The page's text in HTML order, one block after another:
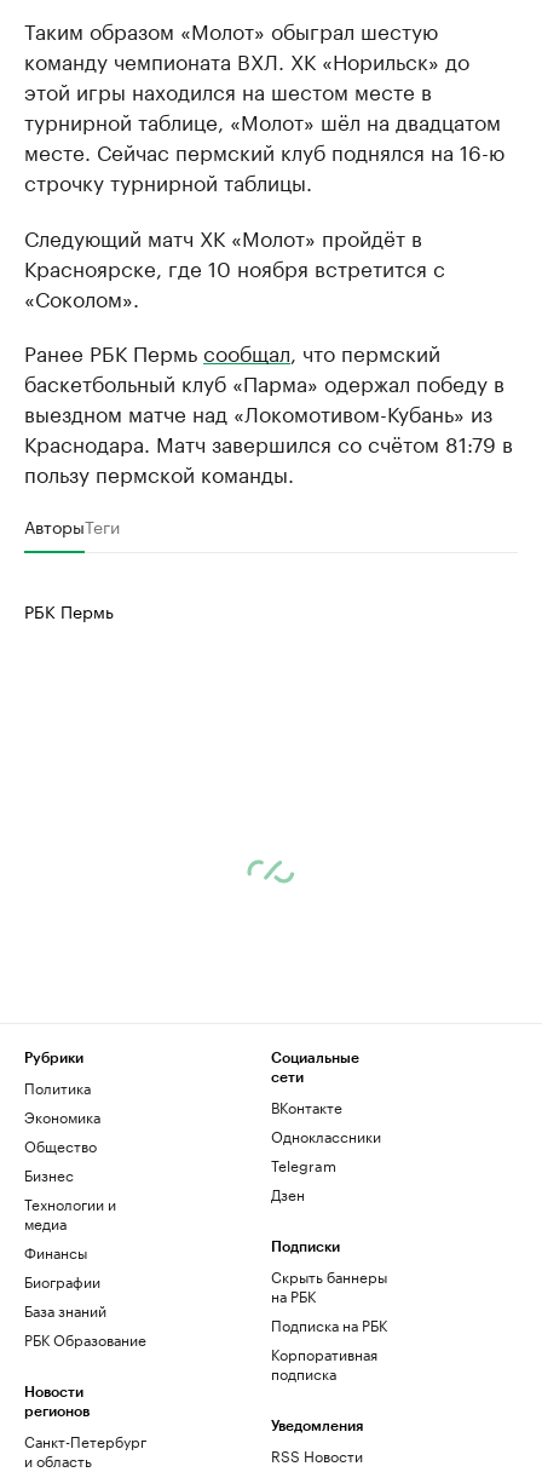
Таким образом «Молот» обыграл шестую
команду чемпионата ВХЛ. ХК «Норильск» до
этой игры находился на шестом месте в
турнирной таблице, «Молот» шёл на двадцатом
месте. Сейчас пермский клуб поднялся на 16-ю
строчку турнирной таблицы.
Следующий матч ХК «Молот» пройдёт в
Красноярске, где 10 ноября встретится с
«Соколом».
Ранее РБК Пермьсообщал , что пермский
баскетбольный клуб «Парма» одержал победу в
выездном матче над «Локомотивом-Кубань» из
Краснодара. Матч завершился со счётом 81:79 в
пользу пермской команды.
АвторыТеги
РБК Пермь
Рубрики
Политика
Экономика
Общество
Бизнес
Технологии и
медиа
Финансы
Биографии
База знаний
РБК Образование
Новости
регионов
Санкт-Петербург
и область
Социальные
сети
ВКонтакте
Одноклассники
Telegram
Дзен
Подписки
Скрыть баннеры
на РБК
Подписка на РБК
Корпоративная
подписка
Уведомления
RSS Новости